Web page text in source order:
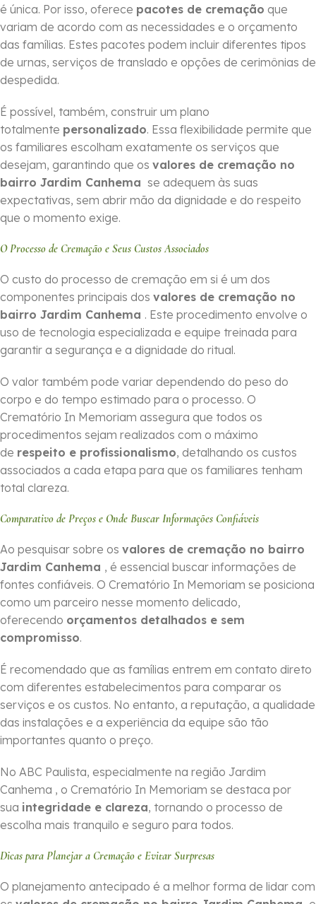
é única. Por isso, oferece pacotes de cremação que
variam de acordo com as necessidades e o orçamento
das famílias. Estes pacotes podem incluir diferentes tipos
de urnas, serviços de translado e opções de cerimônias de
despedida.
É possível, também, construir um plano
totalmente personalizado. Essa flexibilidade permite que
os familiares escolham exatamente os serviços que
desejam, garantindo que os valores de cremação no
bairro Jardim Canhema se adequem às suas
expectativas, sem abrir mão da dignidade e do respeito
que o momento exige.
O Processo de Cremação e Seus Custos Associados
O custo do processo de cremação em si é um dos
componentes principais dos valores de cremação no
bairro Jardim Canhema . Este procedimento envolve o
uso de tecnologia especializada e equipe treinada para
garantir a segurança e a dignidade do ritual.
O valor também pode variar dependendo do peso do
corpo e do tempo estimado para o processo. O
Crematório In Memoriam assegura que todos os
procedimentos sejam realizados com o máximo
de respeito e profissionalismo, detalhando os custos
associados a cada etapa para que os familiares tenham
total clareza.
Comparativo de Preços e Onde Buscar Informações Confiáveis
Ao pesquisar sobre os valores de cremação no bairro
Jardim Canhema , é essencial buscar informações de
fontes confiáveis. O Crematório In Memoriam se posiciona
como um parceiro nesse momento delicado,
oferecendo orçamentos detalhados e sem
compromisso.
É recomendado que as famílias entrem em contato direto
com diferentes estabelecimentos para comparar os
serviços e os custos. No entanto, a reputação, a qualidade
das instalações e a experiência da equipe são tão
importantes quanto o preço.
No ABC Paulista, especialmente na região Jardim
Canhema , o Crematório In Memoriam se destaca por
sua integridade e clareza, tornando o processo de
escolha mais tranquilo e seguro para todos.
Dicas para Planejar a Cremação e Evitar Surpresas
O planejamento antecipado é a melhor forma de lidar com